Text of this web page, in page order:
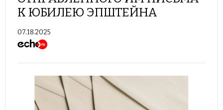
К ЮБИЛЕЮ ЭПШТЕЙНА
07.18.2025